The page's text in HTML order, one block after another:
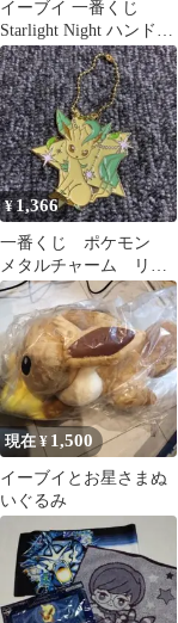
イーブイ 一番くじ
Starlight Night ハンドタ
オル スカーフ
¥1,366
一番くじ ポケモン
メタルチャーム リー
フィア 星空
現在 ¥ 1,500
イーブイとお星さまぬ
いぐるみ